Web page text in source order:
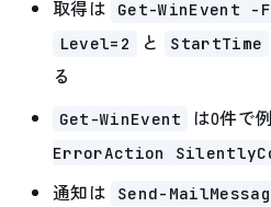
取得は Get-WinEvent
Level=2 と StartTime
る
Get-WinEvent は0件で
ErrorAction
通知は
Send-